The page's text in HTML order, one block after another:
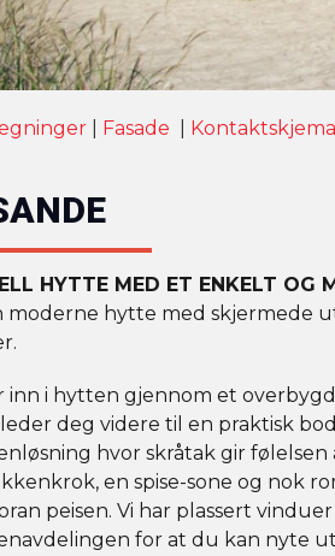
Fasade Kontaktskjema
HYTTE MED ET ENKELT OG
moderne hytte med skjermede
inn i hytten gjennom et
deg videre til en praktisk
hvor skråtak gir
en spise-sone og nok
peisen. Vi har plassert
for at du kan nyte